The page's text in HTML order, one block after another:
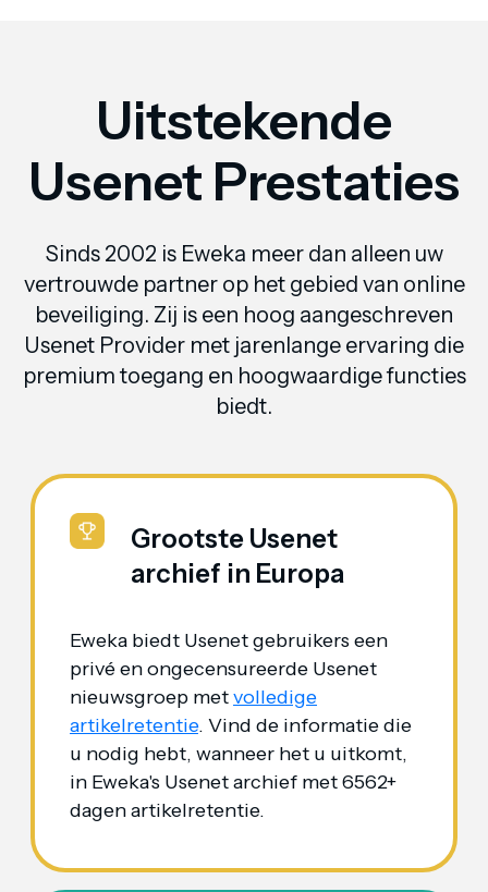
Uitstekende
Usenet Prestaties
Sinds 2002 is Eweka meer dan alleen uw
vertrouwde partner op het gebied van online
beveiliging. Zij is een hoog aangeschreven
Usenet Provider met jarenlange ervaring die
premium toegang en hoogwaardige functies
biedt.
Grootste Usenet
archief in Europa
Eweka biedt Usenet gebruikers een
privé en ongecensureerde Usenet
nieuwsgroep metvolledige
artikelretentie. Vind de informatie die
u nodig hebt, wanneer het u uitkomt,
in Eweka's Usenet archief met 6562+
dagen artikelretentie.